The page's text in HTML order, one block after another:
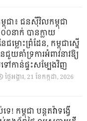
ពុជា៖ ជនស៊ីវិលកម្ពុជា
នាក់ បានក្លាយ
ជម្លោះព្រំដែន, កម្ពុជាស្នើ
យគាំទ្រការអំពាវនាវឱ្យ
កាន់ផ្ទះសម្បែងវិញ
ថ្ងៃ​អង្គារ, 21 ខែ​កក្កដា, 2026
! កម្ពុជា បន្តតវ៉ាទង្វើ